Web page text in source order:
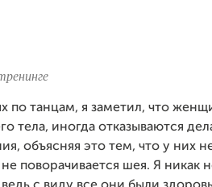
по танцам, я заметил, что
тела, иногда отказываются
объясняя это тем, что у них
поворачивается шея. Я никак